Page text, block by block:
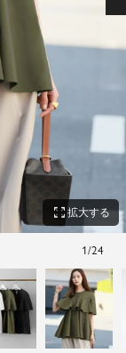
zoom_out_map拡大する
1/24